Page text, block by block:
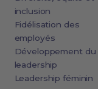
inclusion
Fidélisation des
employés
Développement du
leadership
Leadership féminin